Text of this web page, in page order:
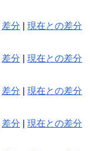
差分 |現在との差分
差分 |現在との差分
差分 |現在との差分
差分 |現在との差分